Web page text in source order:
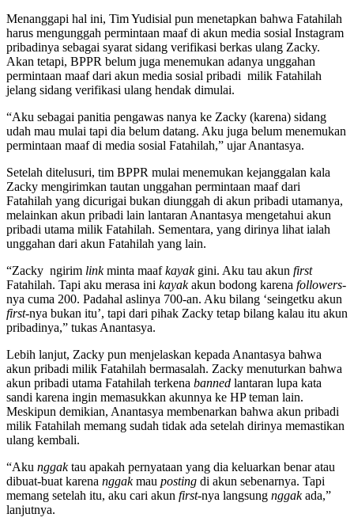
Menanggapi hal ini, Tim Yudisial pun menetapkan bahwa Fatahilah
harus mengunggah permintaan maaf di akun media sosial Instagram
pribadinya sebagai syarat sidang verifikasi berkas ulang Zacky.
Akan tetapi, BPPR belum juga menemukan adanya unggahan
permintaan maaf dari akun media sosial pribadi milik Fatahilah
jelang sidang verifikasi ulang hendak dimulai.
“Aku sebagai panitia pengawas nanya ke Zacky (karena) sidang
udah mau mulai tapi dia belum datang. Aku juga belum menemukan
permintaan maaf di media sosial Fatahilah,” ujar Anantasya.
Setelah ditelusuri, tim BPPR mulai menemukan kejanggalan kala
Zacky mengirimkan tautan unggahan permintaan maaf dari
Fatahilah yang dicurigai bukan diunggah di akun pribadi utamanya,
melainkan akun pribadi lain lantaran Anantasya mengetahui akun
pribadi utama milik Fatahilah. Sementara, yang dirinya lihat ialah
unggahan dari akun Fatahilah yang lain.
“Zacky ngirim linkminta maafkayakgini. Aku tau akun first
Fatahilah. Tapi aku merasa ini kayakakun bodong karena followers-
nya cuma 200. Padahal aslinya 700-an. Aku bilang ‘seingetku akun
first-nya bukan itu’, tapi dari pihak Zacky tetap bilang kalau itu akun
pribadinya,” tukas Anantasya.
Lebih lanjut, Zacky pun menjelaskan kepada Anantasya bahwa
akun pribadi milik Fatahilah bermasalah. Zacky menuturkan bahwa
akun pribadi utama Fatahilah terkena banned lantaran lupa kata
sandi karena ingin memasukkan akunnya ke HP teman lain.
Meskipun demikian, Anantasya membenarkan bahwa akun pribadi
milik Fatahilah memang sudah tidak ada setelah dirinya memastikan
ulang kembali.
“Aku nggaktau apakah pernyataan yang dia keluarkan benar atau
dibuat-buat karena nggakmau posting di akun sebenarnya. Tapi
memang setelah itu, aku cari akun first-nya langsung nggakada,”
lanjutnya.